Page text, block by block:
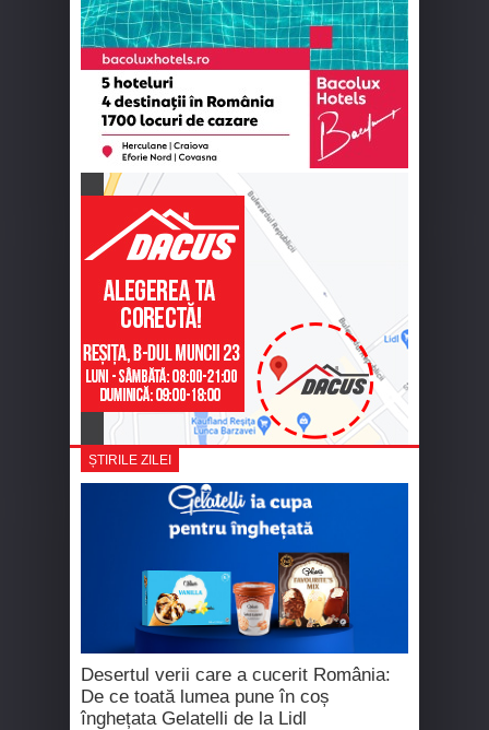
ȘTIRILE ZILEI
Desertul verii care a cucerit România:
De ce toată lumea pune în coș
înghețata Gelatelli de la Lidl